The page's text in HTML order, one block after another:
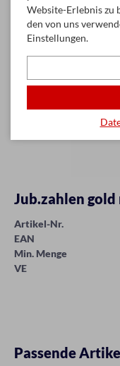
Jub.zahlen
Artikel-Nr.
EAN
Min. Menge
VE
Passende
Website-Erlebnis zu
den von uns
Einstellungen.